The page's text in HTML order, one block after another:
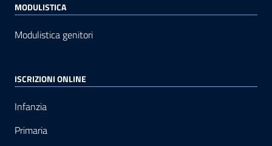
MODULISTICA
Modulistica genitori
ISCRIZIONI ONLINE
Infanzia
Primaria